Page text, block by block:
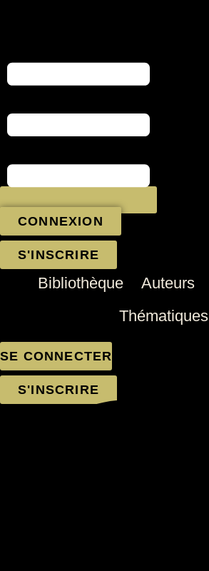
CONNEXION
S'INSCRIRE
Bibliothèque Auteurs
Thématiques
SE CONNECTER
S'INSCRIRE